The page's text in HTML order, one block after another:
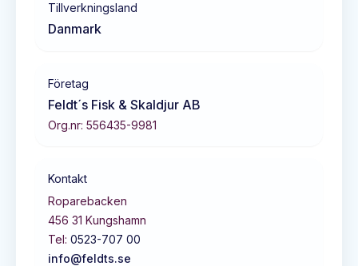
Tillverkningsland
Danmark
Företag
Feldt´s Fisk & Skaldjur AB
Org.nr: 556435-9981
Kontakt
Roparebacken
456 31 Kungshamn
Tel: 0523-707 00
info@feldts.se